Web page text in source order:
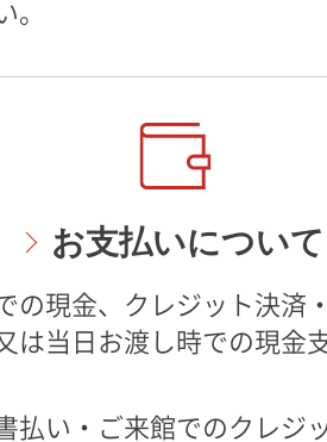
。
お支払いについて
の現金、クレジット決済
は当日お渡し時での現金
払い・ご来館でのクレジ